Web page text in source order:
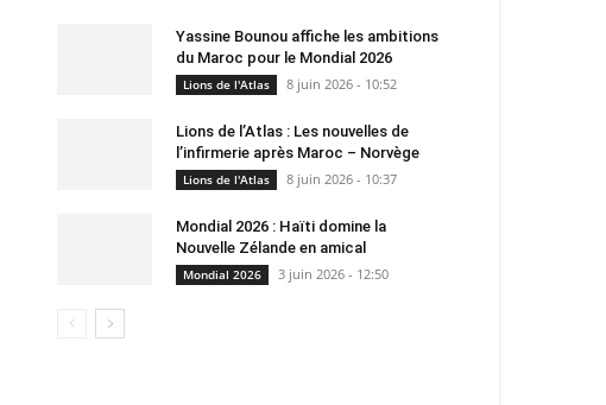
Yassine Bounou affiche les ambitions
du Maroc pour le Mondial 2026
Lions de l'Atlas 8 juin 2026 - 10:52
Lions de l’Atlas : Les nouvelles de
l’infirmerie après Maroc – Norvège
Lions de l'Atlas 8 juin 2026 - 10:37
Mondial 2026 : Haïti domine la
Nouvelle Zélande en amical
Mondial 2026 3 juin 2026 - 12:50